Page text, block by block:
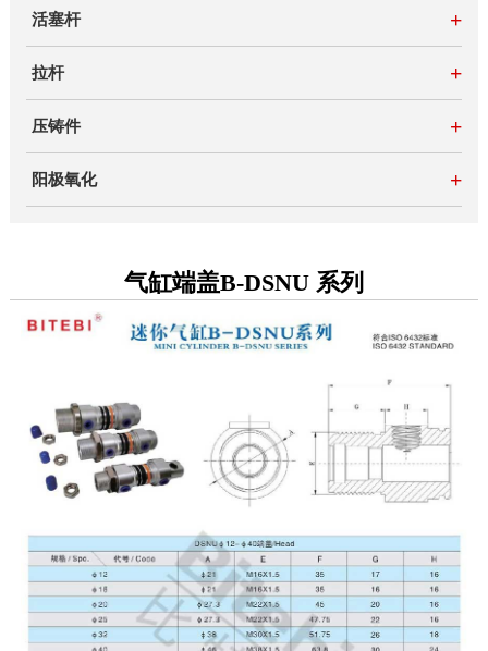
活塞杆 +
拉杆 +
压铸件 +
阳极氧化 +
气缸端盖B-DSNU 系列